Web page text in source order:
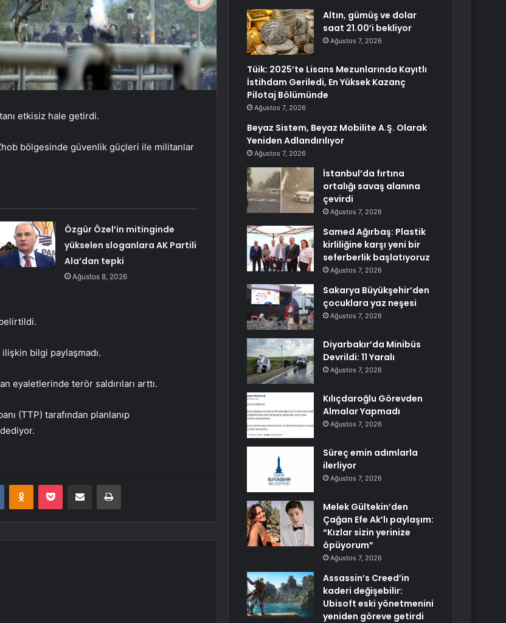
etkisiz hale getirdi.
bölgesinde güvenlik güçleri ile militanlar
Özgür Özel’in mitinginde
yükselen sloganlara AK Partili
Ala’dan tepki
Ağustos 8, 2026
bilgi paylaşmadı.
eyaletlerinde terör saldırıları arttı.
(TTP) tarafından planlanıp
VKontakteOdnoklassniki
Pocket E-Posta ile paylaş Yazdır
Altın, gümüş ve dolar
saat 21.00’i bekliyor
Ağustos 7, 2026
Tüik: 2025’te Lisans Mezunlarında Kayıtlı
İstihdam Geriledi, En Yüksek Kazanç
Pilotaj Bölümünde
Ağustos 7, 2026
Beyaz Sistem, Beyaz Mobilite A.Ş. Olarak
Yeniden Adlandırılıyor
Ağustos 7, 2026
İstanbul’da fırtına
ortalığı savaş alanına
çevirdi
Ağustos 7, 2026
Samed Ağırbaş: Plastik
kirliliğine karşı yeni bir
seferberlik başlatıyoruz
Ağustos 7, 2026
Sakarya Büyükşehir’den
çocuklara yaz neşesi
Ağustos 7, 2026
Diyarbakır’da Minibüs
Devrildi: 11 Yaralı
Ağustos 7, 2026
Kılıçdaroğlu Görevden
Almalar Yapmadı
Ağustos 7, 2026
Süreç emin adımlarla
ilerliyor
Ağustos 7, 2026
Melek Gültekin’den
Çağan Efe Ak’lı paylaşım:
“Kızlar sizin yerinize
öpüyorum”
Ağustos 7, 2026
Assassin’s Creed’in
kaderi değişebilir:
Ubisoft eski yönetmenini
yeniden göreve getirdi